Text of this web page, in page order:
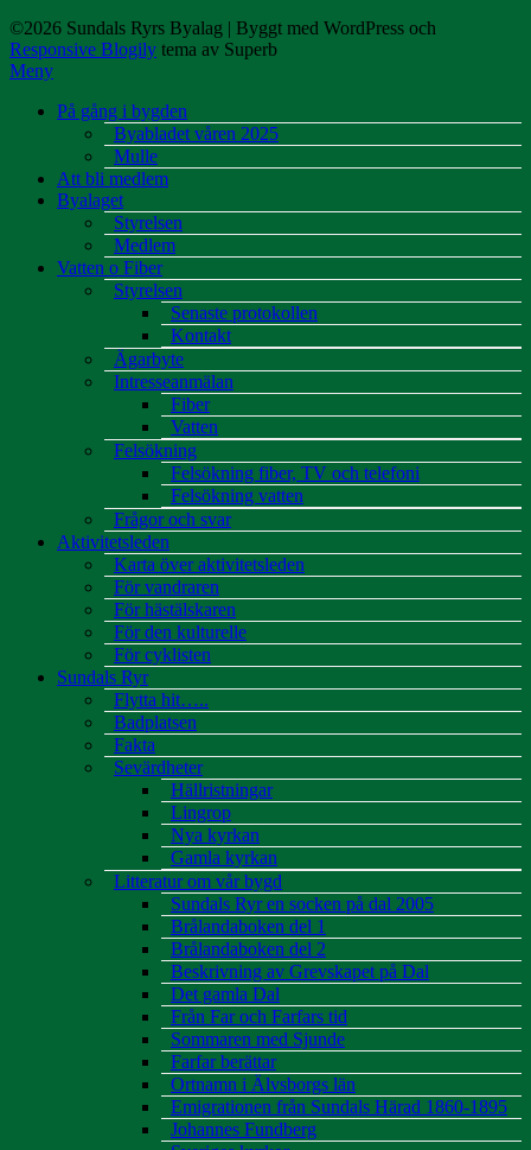
©2026 Sundals Ryrs Byalag
| Byggt med WordPress och
Responsive Blogily tema av Superb
Meny
På gång i bygden
Byabladet våren 2025
Mulle
Att bli medlem
Byalaget
Styrelsen
Medlem
Vatten o Fiber
Styrelsen
Senaste protokollen
Kontakt
Ägarbyte
Intresseanmälan
Fiber
Vatten
Felsökning
Felsökning fiber, TV och telefoni
Felsökning vatten
Frågor och svar
Aktivitetsleden
Karta över aktivitetsleden
För vandraren
För hästälskaren
För den kulturelle
För cyklisten
Sundals Ryr
Flytta hit…..
Badplatsen
Fakta
Sevärdheter
Hällristningar
Lingrop
Nya kyrkan
Gamla kyrkan
Litteratur om vår bygd
Sundals Ryr en socken på dal 2005
Brålandaboken del 1
Brålandaboken del 2
Beskrivning av Grevskapet på Dal
Det gamla Dal
Från Far och Farfars tid
Sommaren med Sjunde
Farfar berättar
Ortnamn i Älvsborgs län
Emigrationen från Sundals Härad 1860-1895
Johannes Fundberg